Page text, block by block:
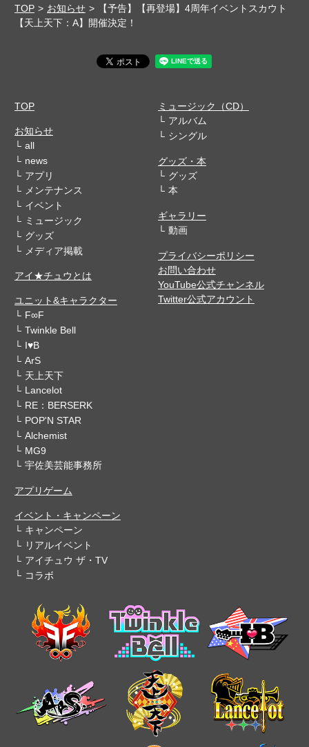
TOP お知らせ
【予告】【再登場】4周年イベントスカウト
【天上天下：A】開催決定！
TOP
お知らせ
all
news
アプリ
メンテナンス
イベント
ミュージック
グッズ
メディア掲載
アイ★チュウとは
ユニット&キャラクター
F∞F
Twinkle Bell
I♥B
ArS
天上天下
Lancelot
RE：BERSERK
POP'N STAR
Alchemist
MG9
宇佐美芸能事務所
アプリゲーム
イベント・キャンペーン
キャンペーン
リアルイベント
アイチュウ ザ・TV
コラボ
ミュージック（CD）
アルバム
シングル
グッズ・本
グッズ
本
ギャラリー
動画
プライバシーポリシー
お問い合わせ
YouTube公式チャンネル
Twitter公式アカウント